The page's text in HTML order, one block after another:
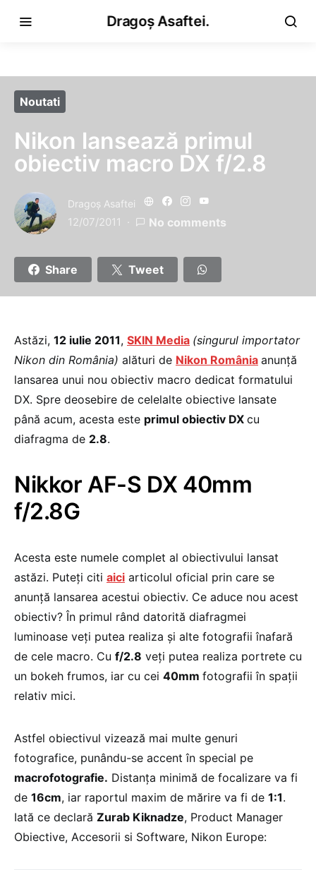
Dragoș Asaftei.
Noutati
Nikon lansează primul
obiectiv macro DX f/2.8
Dragoş Asaftei
12/07/2011 No comments
Share Tweet
Astăzi, 12 iulie 2011, SKIN Media (singurul importator
Nikon din România) alături de Nikon România anunță
lansarea unui nou obiectiv macro dedicat formatului
DX. Spre deosebire de celelalte obiective lansate
până acum, acesta este primul obiectiv DX cu
diafragma de 2.8.
Nikkor AF-S DX 40mm
f/2.8G
Acesta este numele complet al obiectivului lansat
astăzi. Puteți citi aici articolul oficial prin care se
anunță lansarea acestui obiectiv. Ce aduce nou acest
obiectiv? În primul rând datorită diafragmei
luminoase veți putea realiza și alte fotografii înafară
de cele macro. Cu f/2.8 veți putea realiza portrete cu
un bokeh frumos, iar cu cei 40mm fotografii în spații
relativ mici.
Astfel obiectivul vizează mai multe genuri
fotografice, punându-se accent în special pe
macrofotografie. Distanța minimă de focalizare va fi
de 16cm, iar raportul maxim de mărire va fi de 1:1.
Iată ce declară Zurab Kiknadze, Product Manager
Obiective, Accesorii si Software, Nikon Europe: